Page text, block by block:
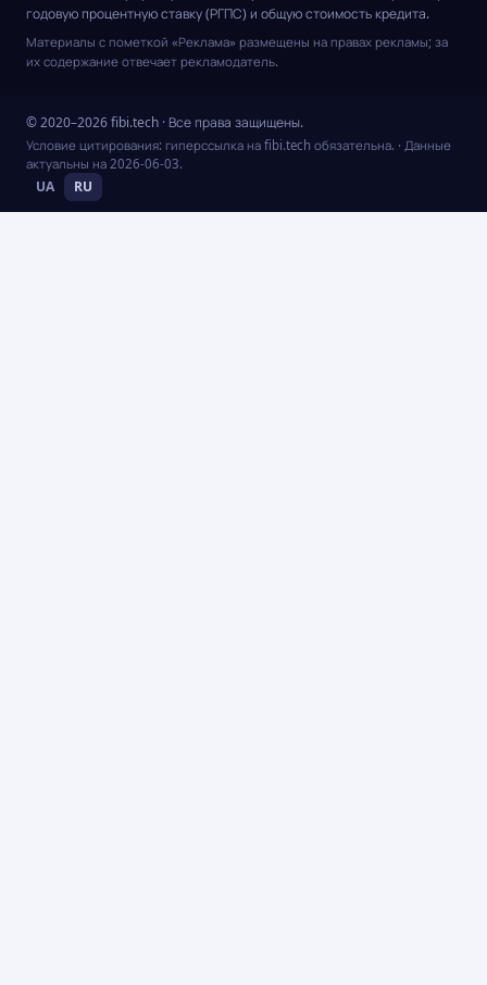
годовую процентную ставку (РГПС) и общую стоимость кредита.
Материалы с пометкой «Реклама» размещены на правах рекламы; за
их содержание отвечает рекламодатель.
© 2020–2026 fibi.tech · Все права защищены.
Условие цитирования: гиперссылка на fibi.tech обязательна. · Данные
актуальны на 2026-06-03.
UA RU